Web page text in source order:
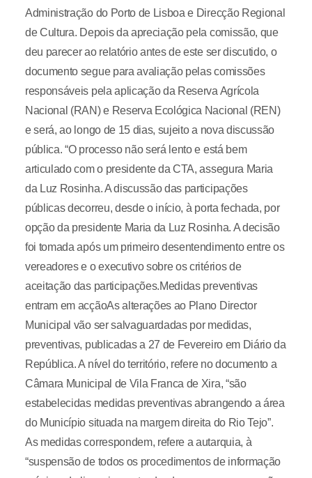
Administração do Porto de Lisboa e Direcção Regional
de Cultura. Depois da apreciação pela comissão, que
deu parecer ao relatório antes de este ser discutido, o
documento segue para avaliação pelas comissões
responsáveis pela aplicação da Reserva Agrícola
Nacional (RAN) e Reserva Ecológica Nacional (REN)
e será, ao longo de 15 dias, sujeito a nova discussão
pública. “O processo não será lento e está bem
articulado com o presidente da CTA, assegura Maria
da Luz Rosinha. A discussão das participações
públicas decorreu, desde o início, à porta fechada, por
opção da presidente Maria da Luz Rosinha. A decisão
foi tomada após um primeiro desentendimento entre os
vereadores e o executivo sobre os critérios de
aceitação das participações.Medidas preventivas
entram em acçãoAs alterações ao Plano Director
Municipal vão ser salvaguardadas por medidas,
preventivas, publicadas a 27 de Fevereiro em Diário da
República. A nível do território, refere no documento a
Câmara Municipal de Vila Franca de Xira, “são
estabelecidas medidas preventivas abrangendo a área
do Município situada na margem direita do Rio Tejo”.
As medidas correspondem, refere a autarquia, à
“suspensão de todos os procedimentos de informação